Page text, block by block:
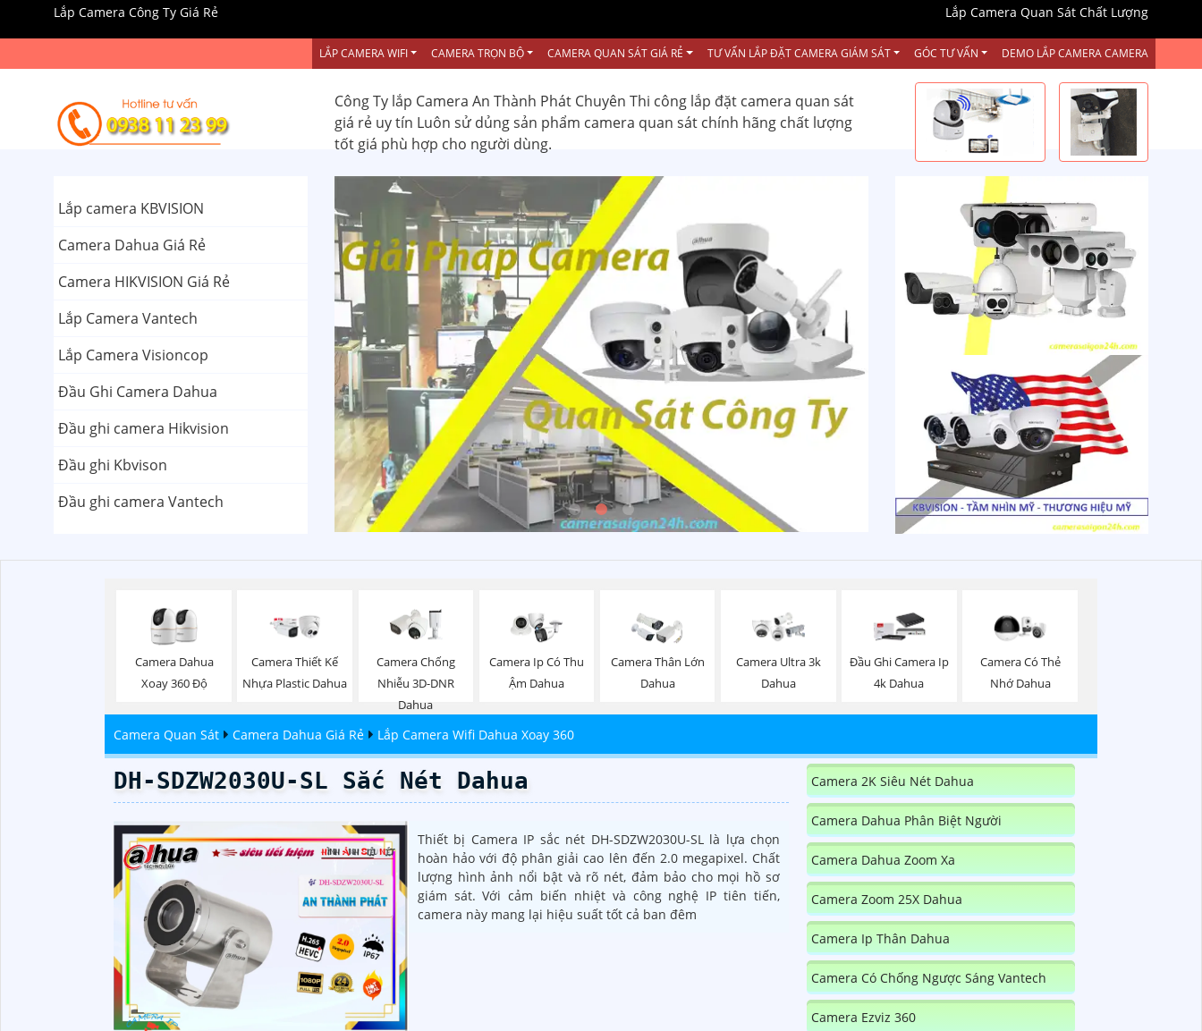
Lắp Camera Công Ty Giá Rẻ Lắp Camera Quan Sát Chất Lượng
LẮP CAMERA WIFI CAMERA TRỌN BỘ CAMERA QUAN SÁT GIÁ RẺ TƯ VẤN LẮP ĐẶT CAMERA GIÁM SÁT GÓC TƯ VẤN DEMO LẮP CAMERA CAMERA
Công Ty lắp Camera An Thành Phát Chuyên Thi công lắp đặt camera quan sát
giá rẻ uy tín Luôn sử dủng sản phẩm camera quan sát chính hãng chất lượng
tốt giá phù hợp cho người dùng.
Lắp camera KBVISION
Camera Dahua Giá Rẻ
Camera HIKVISION Giá Rẻ
Lắp Camera Vantech
Lắp Camera Visioncop
Đầu Ghi Camera Dahua
Đầu ghi camera Hikvision
Đầu ghi Kbvison
Đầu ghi camera Vantech
Camera Dahua
Xoay 360 Độ
Camera Thiết Kế
Nhựa Plastic Dahua
Camera Chống
Nhiễu 3D-DNR
Dahua
Camera Ip Có Thu
Ậm Dahua
Camera Thân Lớn
Dahua
Camera Ultra 3k
Dahua
Đầu Ghi Camera Ip
4k Dahua
Camera Có Thẻ
Nhớ Dahua
Camera Quan Sát Camera Dahua Giá Rẻ Lắp Camera Wifi Dahua Xoay 360
DH-SDZW2030U-SL Sắc Nét Dahua
Thiết bị Camera IP sắc nét DH-SDZW2030U-SL là lựa chọn
hoàn hảo với độ phân giải cao lên đến 2.0 megapixel. Chất
lượng hình ảnh nổi bật và rõ nét, đảm bảo cho mọi hồ sơ
giám sát. Với cảm biến nhiệt và công nghệ IP tiên tiến,
camera này mang lại hiệu suất tốt cả ban đêm
Camera 2K Siêu Nét Dahua
Camera Dahua Phân Biệt Người
Camera Dahua Zoom Xa
Camera Zoom 25X Dahua
Camera Ip Thân Dahua
Camera Có Chống Ngược Sáng Vantech
Camera Ezviz 360